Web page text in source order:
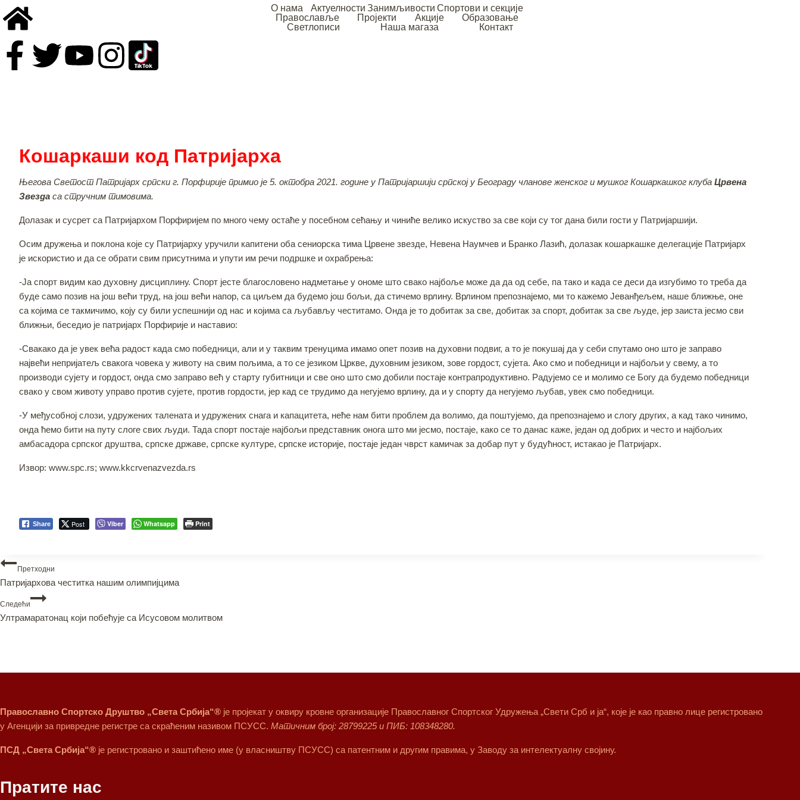
О нама Актуелности Занимљивости Спортови и секције
Православље
Пројекти Акције
Образовање
Светлописи
Наша магаза Контакт
Кошаркаши код Патријарха
Његова Светост Патријарх српски г. Порфирије примио је 5. октобра 2021. године у Патријаршији српској у Београду чланове женског и мушког Кошаркашког клуба Црвена
Звезда са стручним тимовима.
Долазак и сусрет са Патријархом Порфиријем по много чему остаће у посебном сећању и чиниће велико искуство за све који су тог дана били гости у Патријаршији.
Осим дружења и поклона које су Патријарху уручили капитени оба сениорска тима Црвене звезде, Невена Наумчев и Бранко Лазић, долазак кошаркашке делегације Патријарх
је искористио и да се обрати свим присутнима и упути им речи подршке и охрабрења:
-Ја спорт видим као духовну дисциплину. Спорт јесте благословено надметање у ономе што свако најбоље може да да од себе, па тако и када се деси да изгубимо то треба да
буде само позив на још већи труд, на још већи напор, са циљем да будемо још бољи, да стичемо врлину. Врлином препознајемо, ми то кажемо Јеванђељем, наше ближње, оне
са којима се такмичимо, коју су били успешнији од нас и којима са љубављу честитамо. Онда је то добитак за све, добитак за спорт, добитак за све људе, јер заиста јесмо сви
ближњи, беседио је патријарх Порфирије и наставио:
-Свакако да је увек већа радост када смо победници, али и у таквим тренуцима имамо опет позив на духовни подвиг, а то је покушај да у себи спутамо оно што је заправо
највећи непријатељ свакога човека у животу на свим пољима, а то се језиком Цркве, духовним језиком, зове гордост, сујета. Ако смо и победници и најбољи у свему, а то
производи сујету и гордост, онда смо заправо већ у старту губитници и све оно што смо добили постаје контрапродуктивно. Радујемо се и молимо се Богу да будемо победници
свако у свом животу управо против сујете, против гордости, јер кад се трудимо да негујемо врлину, да и у спорту да негујемо љубав, увек смо победници.
-У међусобној слози, удружених талената и удружених снага и капацитета, неће нам бити проблем да волимо, да поштујемо, да препознајемо и слогу других, а кад тако чинимо,
онда ћемо бити на путу слоге свих људи. Тада спорт постаје најбољи представник онога што ми јесмо, постаје, како се то данас каже, један од добрих и често и најбољих
амбасадора српског друштва, српске државе, српске културе, српске историје, постаје један чврст камичак за добар пут у будућност, истакао је Патријарх.
Извор: www.spc.rs; www.kkcrvenazvezda.rs
Share Post Viber Whatsapp Print
Претходни
Патријархова честитка нашим олимпијцима
Следећи
Ултрамаратонац који побећује са Исусовом молитвом
Православно Спортско Друштво „Света Србија“® је пројекат у оквиру кровне организације Православног Спортског Удружења „Свети Срб и ја“, које је као правно лице регистровано
у Агенцији за привредне регистре са скраћеним називом ПСУСС. Матичним број: 28799225 и ПИБ: 108348280.
ПСД „Света Србија“® је регистровано и заштићено име (у власништву ПСУСС) са патентним и другим правима, у Заводу за интелектуалну својину.
Пратите нас